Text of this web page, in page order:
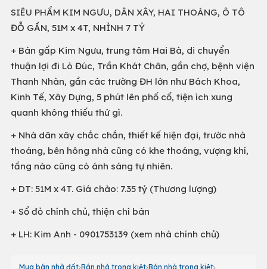
SIÊU PHẨM KIM NGƯU, DÂN XÂY, HAI THOÁNG, Ô TÔ
ĐỖ GẦN, 51M x 4T, NHỈNH 7 TỶ
+ Bán gấp Kim Ngưu, trung tâm Hai Bà, di chuyển
thuận lợi đi Lò Đúc, Trần Khát Chân, gần chợ, bệnh viện
Thanh Nhàn, gần các trường ĐH lớn như Bách Khoa,
Kinh Tế, Xây Dựng, 5 phút lên phố cổ, tiện ích xung
quanh không thiếu thứ gì.
+ Nhà dân xây chắc chắn, thiết kế hiện đại, trước nhà
thoáng, bên hông nhà cũng có khe thoáng, vượng khí,
tầng nào cũng có ánh sáng tự nhiên.
+ DT: 51M x 4T. Giá chào: 7.35 tỷ (Thương lượng)
+ Sổ đỏ chính chủ, thiện chí bán
+ LH: Kim Anh - 0901753139 (xem nhà chính chủ)
Mua bán nhà đất Bán nhà trong kiệt Bán nhà trong kiệt